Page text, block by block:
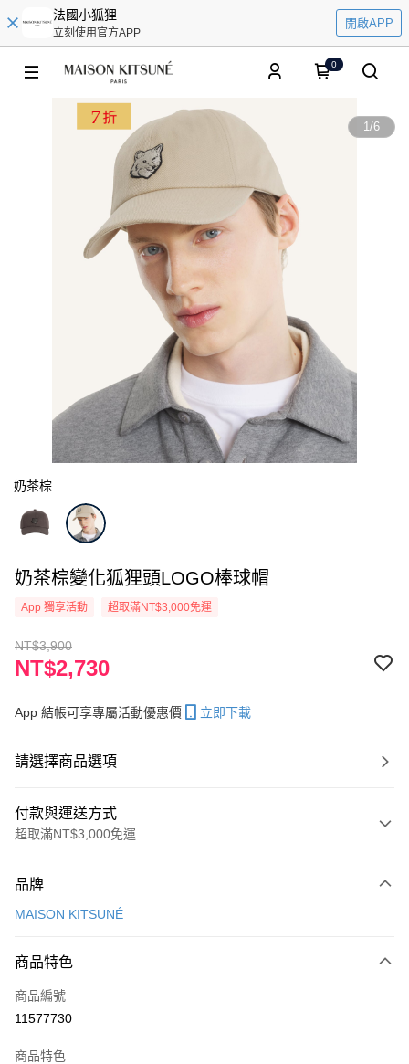
法國小狐狸
立刻使用官方APP
開啟APP
0
1/6
奶茶棕
奶茶棕變化狐狸頭LOGO棒球帽
App 獨享活動 超取滿NT$3,000免運
NT$3,900
NT$2,730
App 結帳可享專屬活動優惠價 立即下載
請選擇商品選項
付款與運送方式
超取滿NT$3,000免運
信用卡一次付款
ATM付款
品牌
MAISON KITSUNÉ
商品特色
商品編號
11577730
商品特色